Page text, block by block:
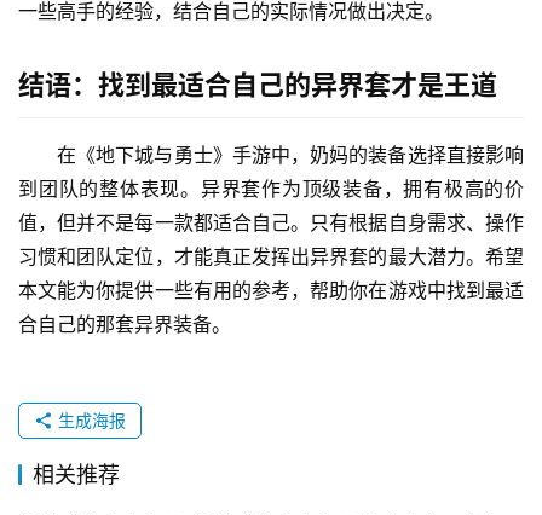
一些高手的经验，结合自己的实际情况做出决定。
结语：找到最适合自己的异界套才是王道
在《地下城与勇士》手游中，奶妈的装备选择直接影响
到团队的整体表现。异界套作为顶级装备，拥有极高的价
值，但并不是每一款都适合自己。只有根据自身需求、操作
习惯和团队定位，才能真正发挥出异界套的最大潜力。希望
本文能为你提供一些有用的参考，帮助你在游戏中找到最适
合自己的那套异界装备。
生成海报
相关推荐